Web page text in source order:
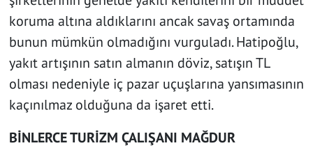
koruma altına aldıklarını ancak savaş ortamında
bunun mümkün olmadığını vurguladı. Hatipoğlu,
yakıt artışının satın almanın döviz, satışın TL
olması nedeniyle iç pazar uçuşlarına yansımasının
kaçınılmaz olduğuna da işaret etti.
BİNLERCE TURİZM ÇALIŞANI MAĞDUR